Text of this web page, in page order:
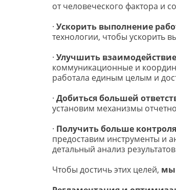
от человеческого фактора и
· Ускорить выполнение
технологии, чтобы ускорить
· Улучшить
коммуникационные и
работала единым целым и
· Добиться большей
установим механизмы
· Получить больше
предоставим инструменты и
детальный анализ
Чтобы достичь этих целей, мы